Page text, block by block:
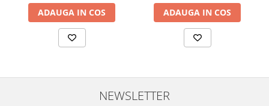
ADAUGA IN COS ADAUGA IN COS
NEWSLETTER